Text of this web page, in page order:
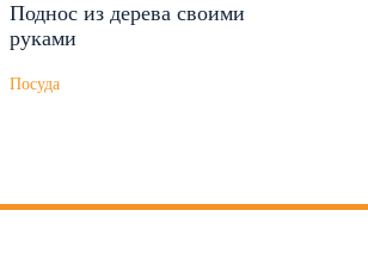
Поднос из дерева своими
руками
Посуда